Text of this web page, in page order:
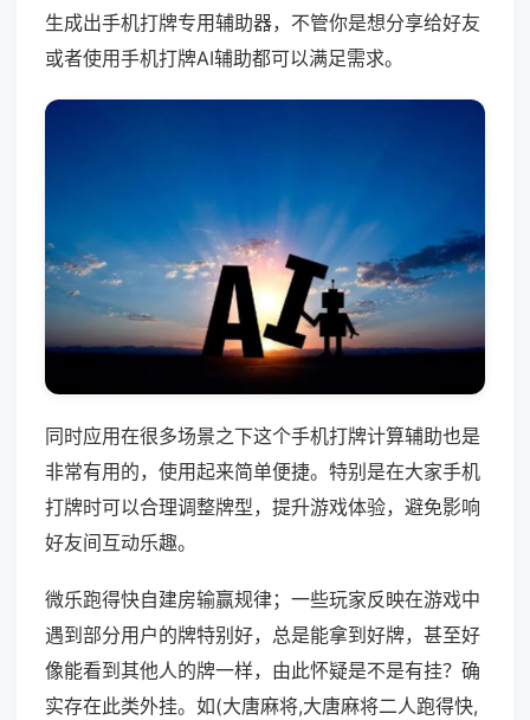
生成出手机打牌专用辅助器，不管你是想分享给好友
或者使用手机打牌AI辅助都可以满足需求。
同时应用在很多场景之下这个手机打牌计算辅助也是
非常有用的，使用起来简单便捷。特别是在大家手机
打牌时可以合理调整牌型，提升游戏体验，避免影响
好友间互动乐趣。
微乐跑得快自建房输赢规律；一些玩家反映在游戏中
遇到部分用户的牌特别好，总是能拿到好牌，甚至好
像能看到其他人的牌一样，由此怀疑是不是有挂？确
实存在此类外挂。如(大唐麻将,大唐麻将二人跑得快,